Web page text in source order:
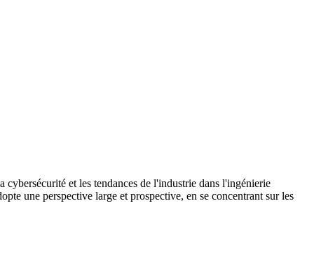
et les tendances de l'industrie dans l'ingénierie
une perspective large et prospective, en se concentrant sur les